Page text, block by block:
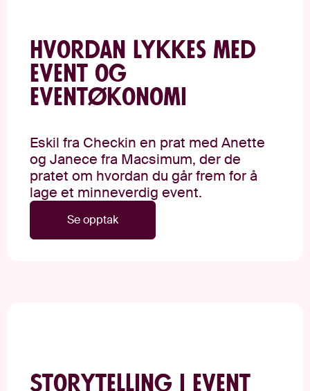
Hvordan lykkes med
event og
eventøkonomi
Eskil fra Checkin en prat med Anette
og Janece fra Macsimum, der de
pratet om hvordan du går frem for å
lage et minneverdig event.
Se opptak
Storytelling i event